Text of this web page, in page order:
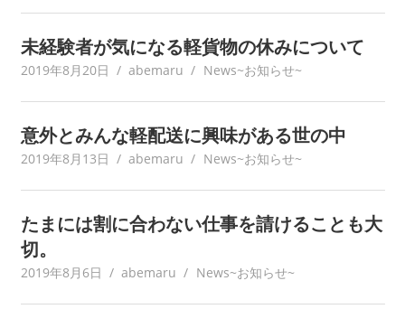
未経験者が気になる軽貨物の休みについて
2019年8月20日 abemaru News~お知らせ~
意外とみんな軽配送に興味がある世の中
2019年8月13日 abemaru News~お知らせ~
たまには割に合わない仕事を請けることも大
切。
2019年8月6日 abemaru News~お知らせ~